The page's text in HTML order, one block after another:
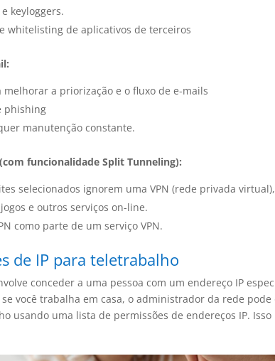
keyloggers.
whitelisting de aplicativos de terceiros
a priorização e o fluxo de e-mails
phishing
manutenção constante.
funcionalidade Split Tunneling):
selecionados ignorem uma VPN (rede privada
e outros serviços on-line.
como parte de um serviço VPN.
de IP para teletrabalho
conceder a uma pessoa com um endereço IP
você trabalha em casa, o administrador da rede
usando uma lista de permissões de endereços IP.